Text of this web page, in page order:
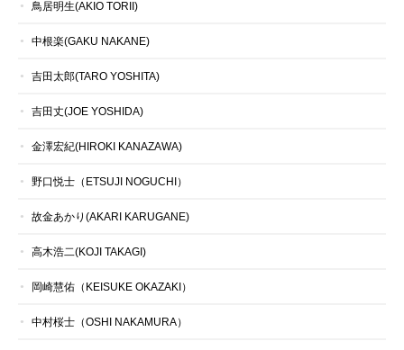
鳥居明生(AKIO TORII)
中根楽(GAKU NAKANE)
吉田太郎(TARO YOSHITA)
吉田丈(JOE YOSHIDA)
金澤宏紀(HIROKI KANAZAWA)
野口悦士（ETSUJI NOGUCHI）
故金あかり(AKARI KARUGANE)
高木浩二(KOJI TAKAGI)
岡崎慧佑（KEISUKE OKAZAKI）
中村桜士（OSHI NAKAMURA）